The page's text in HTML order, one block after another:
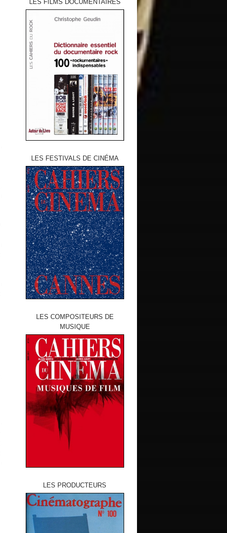
LES FILMS DOCUMENTAIRES
LES FESTIVALS DE CINÉMA
LES COMPOSITEURS DE
MUSIQUE
LES PRODUCTEURS